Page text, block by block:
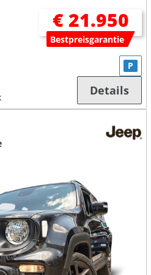
€ 21.950
Bestpreisgarantie
P
Details